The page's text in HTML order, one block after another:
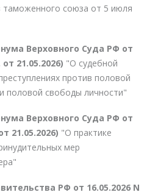
таможенного союза от 5 июля
Верховного Суда РФ от
21.05.2026) "О судебной
против половой
половой свободы личности"
Верховного Суда РФ от
21.05.2026) "О практике
мер
РФ от 16.05.2026 N